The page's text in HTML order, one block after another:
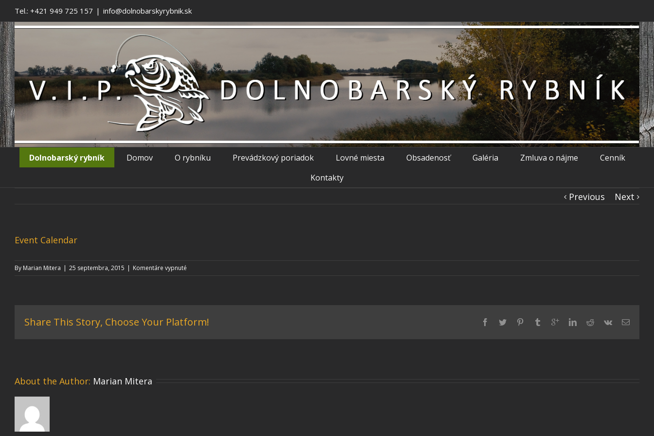
Tel.: +421 949 725 157 | info@dolnobarskyrybnik.sk
Dolnobarský rybník Domov O rybníku Prevádzkový poriadok Lovné miesta Obsadenosť Galéria Zmluva o nájme
Cenník
Kontakty
Previous Next
Event Calendar
By Marian Mitera | 25 septembra, 2015 | Komentáre vypnuté
Share This Story, Choose Your Platform!
About the Author: Marian Mitera